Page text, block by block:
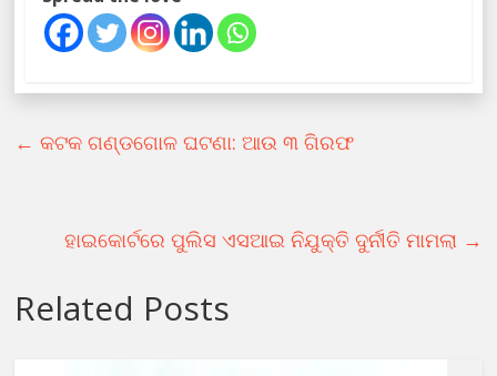
← କଟକ ଗଣ୍ଡଗୋଳ ଘଟଣା: ଆଉ ୩ ଗିରଫ
ହାଇକୋର୍ଟରେ ପୁଲିସ ଏସଆଇ ନିଯୁକ୍ତି ଦୁର୍ନୀତି ମାମଲା →
Related Posts